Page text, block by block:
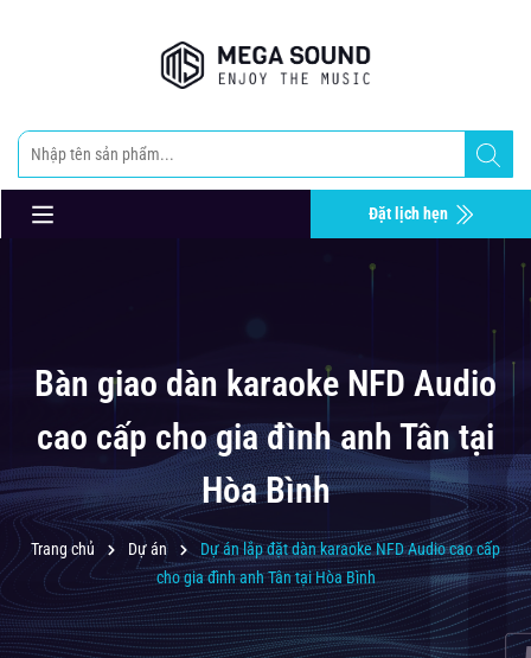
Đặt lịch hẹn
Bàn giao dàn karaoke NFD Audio
cao cấp cho gia đình anh Tân tại
Hòa Bình
Trang chủ Dự án
Dự án lắp đặt dàn karaoke NFD Audio cao cấp
cho gia đình anh Tân tại Hòa Bình